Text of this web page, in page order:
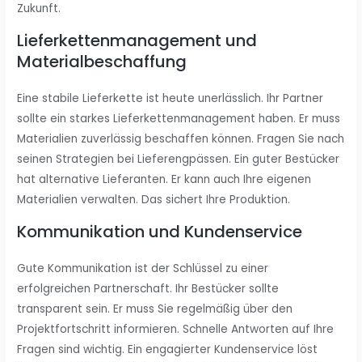
Zukunft.
Lieferkettenmanagement und
Materialbeschaffung
Eine stabile Lieferkette ist heute unerlässlich. Ihr Partner
sollte ein starkes Lieferkettenmanagement haben. Er muss
Materialien zuverlässig beschaffen können. Fragen Sie nach
seinen Strategien bei Lieferengpässen. Ein guter Bestücker
hat alternative Lieferanten. Er kann auch Ihre eigenen
Materialien verwalten. Das sichert Ihre Produktion.
Kommunikation und Kundenservice
Gute Kommunikation ist der Schlüssel zu einer
erfolgreichen Partnerschaft. Ihr Bestücker sollte
transparent sein. Er muss Sie regelmäßig über den
Projektfortschritt informieren. Schnelle Antworten auf Ihre
Fragen sind wichtig. Ein engagierter Kundenservice löst